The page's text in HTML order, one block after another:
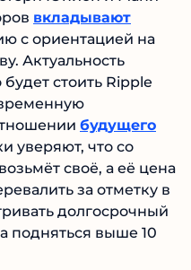
вкладывают
с ориентацией на
Актуальность
стоить Ripple
будущего
уверяют, что со
своё, а её цена
за отметку в
долгосрочный
подняться выше 10